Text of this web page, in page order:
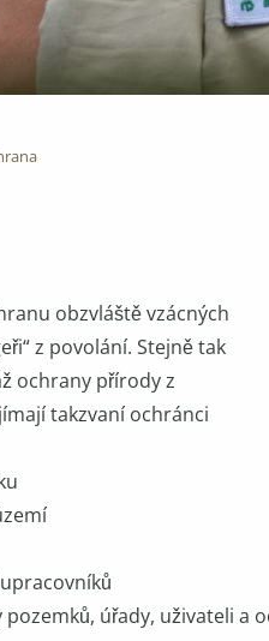
obzvláště vzácných
z povolání. Stejně tak
ochrany přírody z
takzvaní ochránci
úřady, uživateli a